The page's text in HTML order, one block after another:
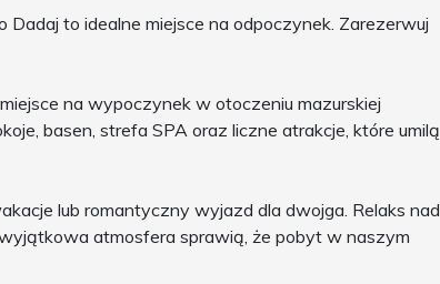
to idealne miejsce na odpoczynek. Zarezerwuj
na wypoczynek w otoczeniu mazurskiej
basen, strefa SPA oraz liczne atrakcje, które umilą
lub romantyczny wyjazd dla dwojga. Relaks nad
atmosfera sprawią, że pobyt w naszym